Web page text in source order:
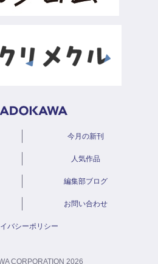
今月の新刊
人気作品
編集部ブログ
お問い合わせ
バシーポリシー
CORPORATION 2026